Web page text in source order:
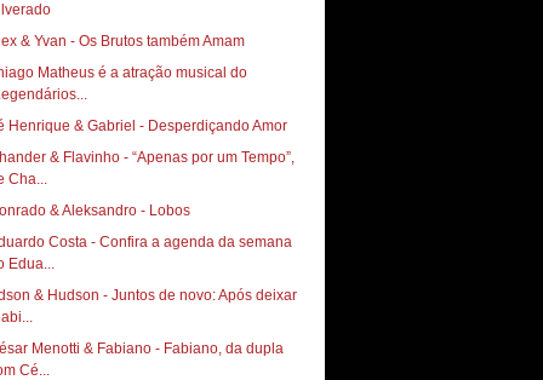
& Yvan - Os Brutos também Amam
Matheus é a atração musical do
Henrique & Gabriel - Desperdiçando Amor
& Flavinho - “Apenas por um Tempo”,
Cha...
& Aleksandro - Lobos
Costa - Confira a agenda da semana
Edua...
& Hudson - Juntos de novo: Após deixar
Menotti & Fabiano - Fabiano, da dupla
Cé...